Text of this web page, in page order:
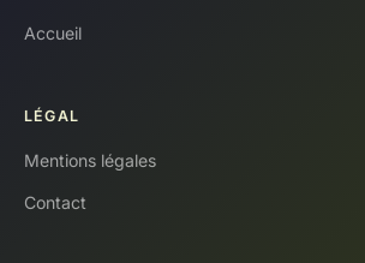
Accueil
LÉGAL
Mentions légales
Contact